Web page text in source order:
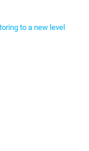
to a new level